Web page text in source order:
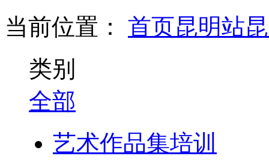
当前位置： 首页昆明站
类别
全部
艺术作品集培训